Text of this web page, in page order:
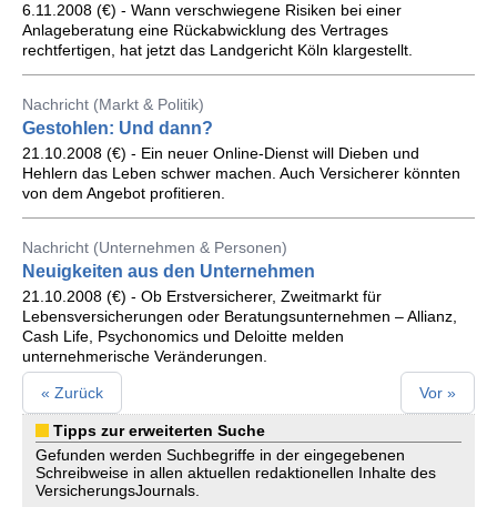
6.11.2008 (€) - Wann verschwiegene Risiken bei einer
Anlageberatung eine Rückabwicklung des Vertrages
rechtfertigen, hat jetzt das Landgericht Köln klargestellt.
Nachricht (Markt & Politik)
Gestohlen: Und dann?
21.10.2008 (€) - Ein neuer Online-Dienst will Dieben und
Hehlern das Leben schwer machen. Auch Versicherer könnten
von dem Angebot profitieren.
Nachricht (Unternehmen & Personen)
Neuigkeiten aus den Unternehmen
21.10.2008 (€) - Ob Erstversicherer, Zweitmarkt für
Lebensversicherungen oder Beratungsunternehmen – Allianz,
Cash Life, Psychonomics und Deloitte melden
unternehmerische Veränderungen.
« Zurück Vor »
Tipps zur erweiterten Suche
Gefunden werden Suchbegriffe in der eingegebenen
Schreibweise in allen aktuellen redaktionellen Inhalte des
VersicherungsJournals.